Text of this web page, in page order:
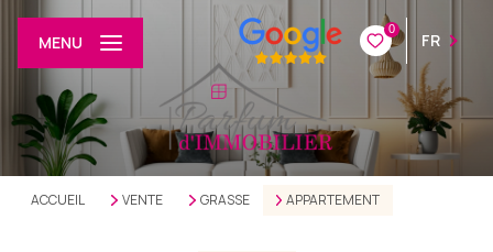
0
FR
MENU
ACCUEIL VENTE GRASSE APPARTEMENT